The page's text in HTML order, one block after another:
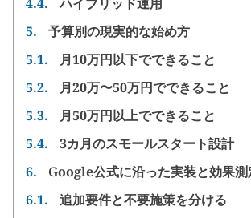
5.
予算別の現実的な始め方
5.1.
月10万円以下でできること
5.2.
月20万〜50万円でできること
5.3.
月50万円以上でできること
5.4.
3カ月のスモールスタート設計
6.
Google公式に沿った実装と効果測
6.1.
追加要件と不要施策を分ける